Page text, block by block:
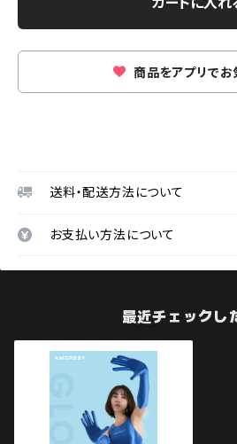
商品をアプリでお
送料・配送方法について
お支払い方法について
最近チェックし